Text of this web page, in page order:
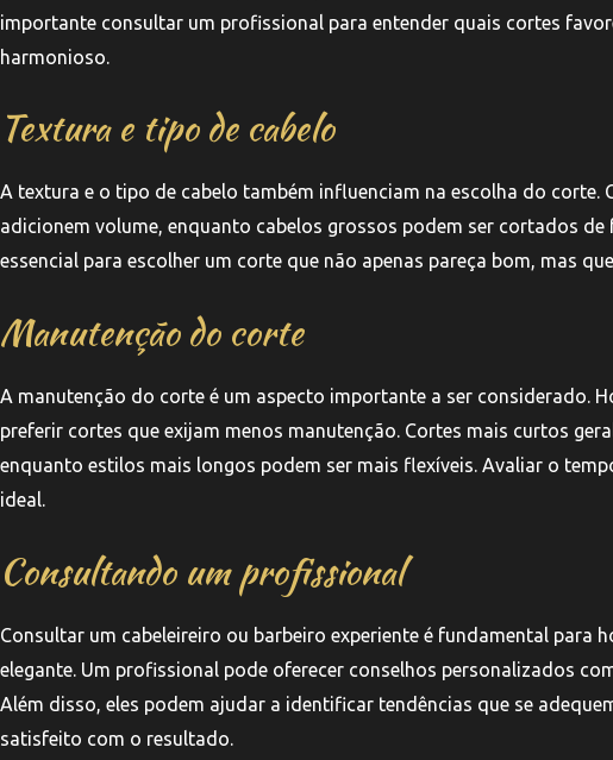
importante consultar um profissional para entender quais cortes
harmonioso.
Textura e tipo de cabelo
A textura e o tipo de cabelo também influenciam na escolha do corte.
adicionem volume, enquanto cabelos grossos podem ser cortados
essencial para escolher um corte que não apenas pareça bom, mas
Manutenção do corte
A manutenção do corte é um aspecto importante a ser considerado.
preferir cortes que exijam menos manutenção. Cortes mais curtos
enquanto estilos mais longos podem ser mais flexíveis. Avaliar o
ideal.
Consultando um profissional
Consultar um cabeleireiro ou barbeiro experiente é fundamental para
elegante. Um profissional pode oferecer conselhos personalizados
Além disso, eles podem ajudar a identificar tendências que se
satisfeito com o resultado.